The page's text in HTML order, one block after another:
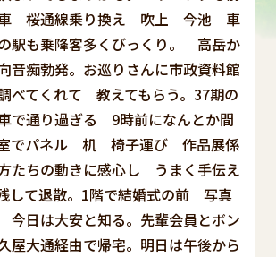
桜通線乗り換え 吹上 今池 車
駅も乗降客多くびっくり。 高岳か
音痴勃発。お巡りさんに市政資料館
べてくれて 教えてもらう。37期の
で通り過ぎる 9時前になんとか間
室でパネル 机 椅子運び 作品展係
たちの動きに感心し うまく手伝え
して退散。1階で結婚式の前 写真
日は大安と知る。先輩会員とボン
屋大通経由で帰宅。明日は午後から